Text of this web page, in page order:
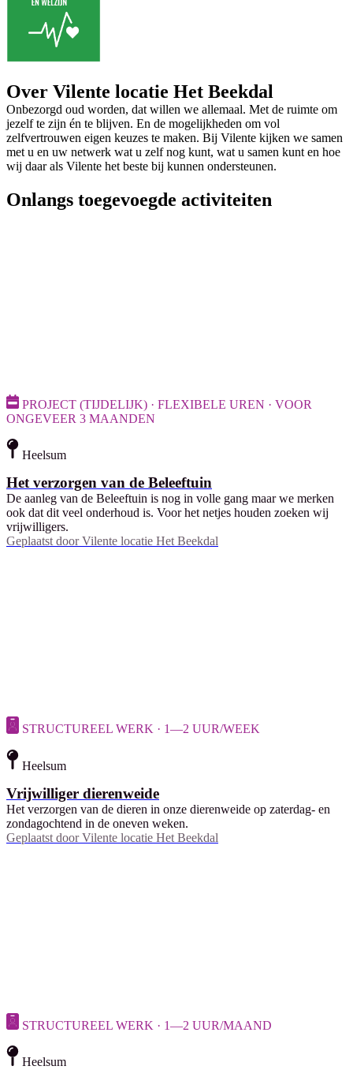
Over Vilente locatie Het Beekdal
Onbezorgd oud worden, dat willen we allemaal. Met de ruimte om
jezelf te zijn én te blijven. En de mogelijkheden om vol
zelfvertrouwen eigen keuzes te maken. Bij Vilente kijken we samen
met u en uw netwerk wat u zelf nog kunt, wat u samen kunt en hoe
wij daar als Vilente het beste bij kunnen ondersteunen.
Onlangs toegevoegde activiteiten
PROJECT (TIJDELIJK) · FLEXIBELE UREN · VOOR
ONGEVEER 3 MAANDEN
Heelsum
Het verzorgen van de Beleeftuin
De aanleg van de Beleeftuin is nog in volle gang maar we merken
ook dat dit veel onderhoud is. Voor het netjes houden zoeken wij
vrijwilligers.
Geplaatst door Vilente locatie Het Beekdal
STRUCTUREEL WERK · 1—2 UUR/WEEK
Heelsum
Vrijwilliger dierenweide
Het verzorgen van de dieren in onze dierenweide op zaterdag- en
zondagochtend in de oneven weken.
Geplaatst door Vilente locatie Het Beekdal
STRUCTUREEL WERK · 1—2 UUR/MAAND
Heelsum